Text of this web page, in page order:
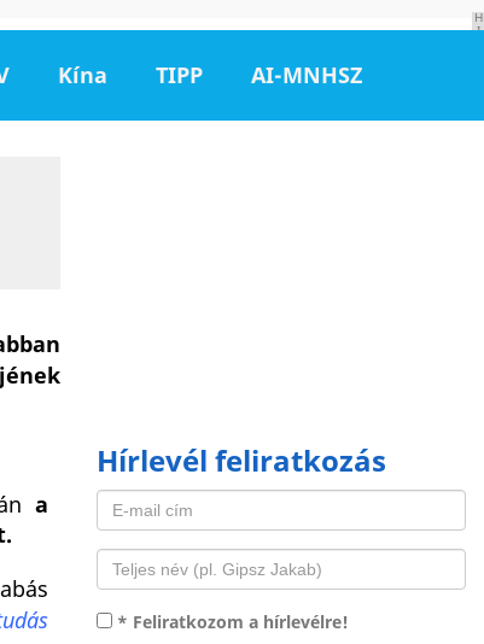
H
I
Kína TIPP AI-MNHSZ
a
Hírlevél feliratkozás
* Feliratkozom a hírlevélre!